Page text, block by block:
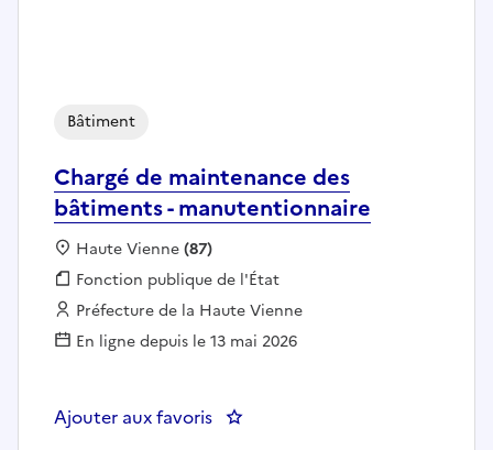
Chargé de maintenance des
bâtiments - manutentionnaire
Bâtiment
Localisation :
Haute Vienne(87)
Fonction publique :
Fonction publique de l'État
Employeur :
Préfecture de la Haute Vienne
En ligne depuis le 13 mai 2026
Ajouter aux favoris : Chargé de maintenance des